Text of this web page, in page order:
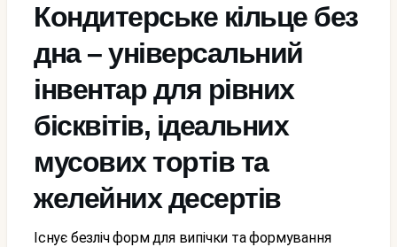
Кондитерське кільце без
дна – універсальний
інвентар для рівних
бісквітів, ідеальних
мусових тортів та
желейних десертів
Існує безліч форм для випічки та формування